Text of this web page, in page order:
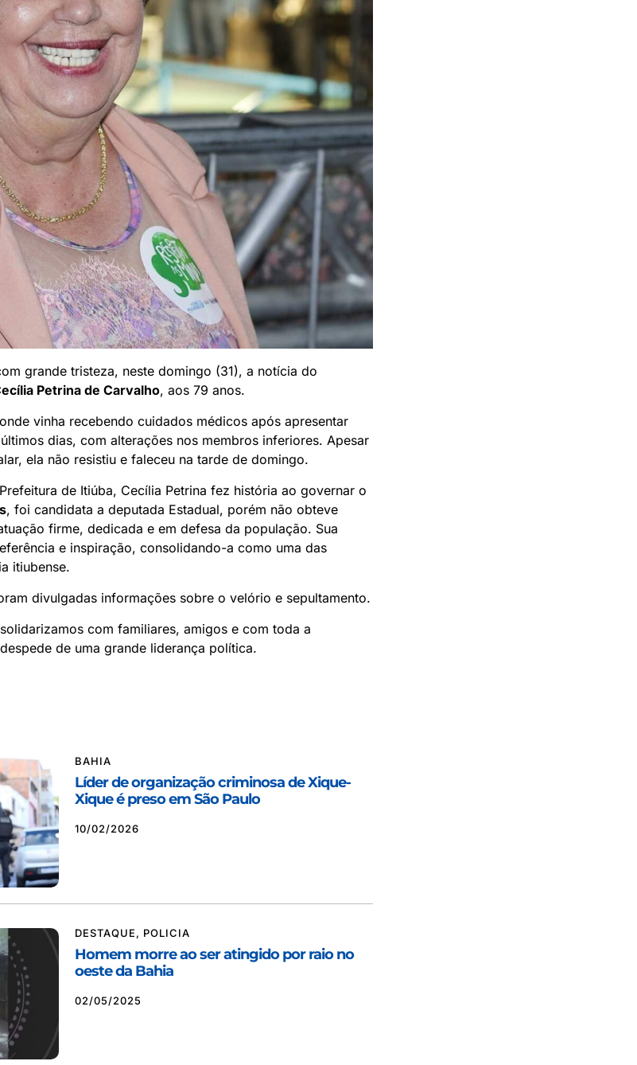
grande tristeza, neste domingo (31), a notícia do
Petrina de Carvalho, aos 79 anos.
vinha recebendo cuidados médicos após apresentar
dias, com alterações nos membros inferiores. Apesar
ela não resistiu e faleceu na tarde de domingo.
de Itiúba, Cecília Petrina fez história ao governar o
, foi candidata a deputada Estadual, porém não obteve
firme, dedicada e em defesa da população. Sua
e inspiração, consolidando-a como uma das
itiubense.
divulgadas informações sobre o velório e sepultamento.
com familiares, amigos e com toda a
de uma grande liderança política.
BAHIA
Líder de organização criminosa de Xique-
Xique é preso em São Paulo
10/02/2026
DESTAQUE, POLICIA
Homem morre ao ser atingido por raio no
oeste da Bahia
02/05/2025